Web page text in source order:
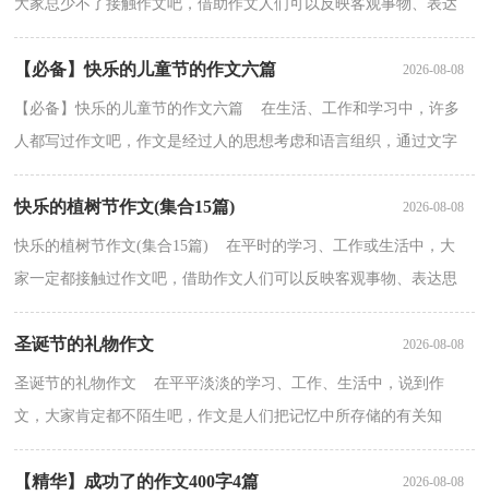
大家总少不了接触作文吧，借助作文人们可以反映客观事物、表达
思想感情、传递知识信息。你写作文时总是无从下笔...
【必备】快乐的儿童节的作文六篇 2026-08-08
【必备】快乐的儿童节的作文六篇 在生活、工作和学习中，许多
人都写过作文吧，作文是经过人的思想考虑和语言组织，通过文字
来表达一个主题意义的记叙方法。一篇什么样的作文才...
快乐的植树节作文(集合15篇) 2026-08-08
快乐的植树节作文(集合15篇) 在平时的学习、工作或生活中，大
家一定都接触过作文吧，借助作文人们可以反映客观事物、表达思
想感情、传递知识信息。那么问题来了，到底应如何写...
圣诞节的礼物作文 2026-08-08
圣诞节的礼物作文 在平平淡淡的学习、工作、生活中，说到作
文，大家肯定都不陌生吧，作文是人们把记忆中所存储的有关知
识、经验和思想用书面形式表达出来的记叙方式。为了让您...
【精华】成功了的作文400字4篇 2026-08-08